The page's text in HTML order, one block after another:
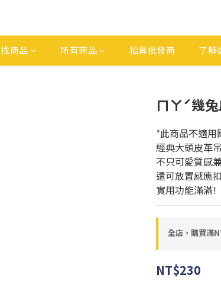
找商品 所有商品 招募批發商 了解
ㄇㄚˊ幾
*此商品不適用
經典大頭皮革
不只可愛質感
還可放置感應
實用功能滿滿!
全店，購買滿
NT$230